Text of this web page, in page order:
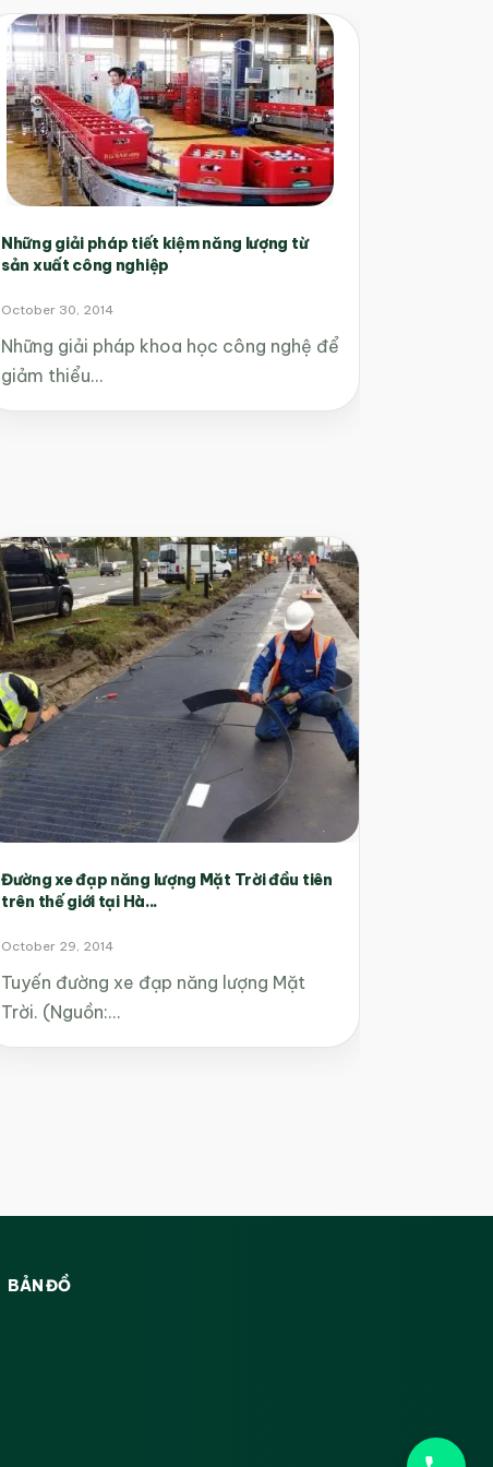
Những giải pháp tiết kiệm năng lượng từ
sản xuất công nghiệp
October 30, 2014
Những giải pháp khoa học công nghệ để
giảm thiểu…
Đường xe đạp năng lượng Mặt Trời đầu tiên
trên thế giới tại Hà...
October 29, 2014
Tuyến đường xe đạp năng lượng Mặt
Trời. (Nguồn:…
BẢN ĐỒ